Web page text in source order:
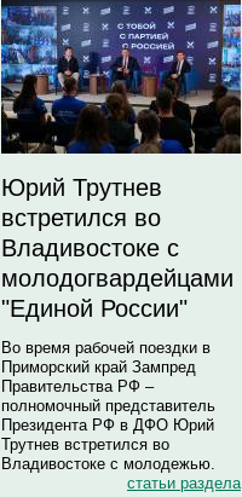
Юрий Трутнев
встретился во
Владивостоке с
молодогвардейцами
"Единой России"
Во время рабочей поездки в
Приморский край Зампред
Правительства РФ –
полномочный представитель
Президента РФ в ДФО Юрий
Трутнев встретился во
Владивостоке с молодежью.
статьи раздела